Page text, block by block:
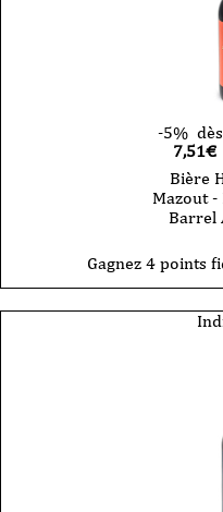
-5%
7,51€
Bière
Mazout
Barrel
Gagnez 4 points